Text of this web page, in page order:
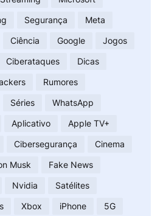
Segurança
Meta
Ciência Google
Jogos
Ciberataques
Dicas
Rumores
Séries
WhatsApp
Aplicativo
Apple TV+
Cibersegurança
Cinema
Musk
Fake News
Nvidia
Satélites
Xbox iPhone
5G